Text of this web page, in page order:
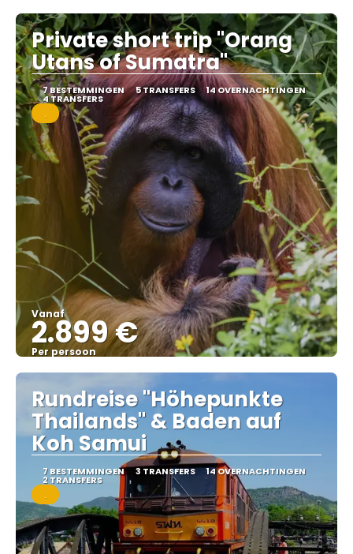
Bekijk
Private short trip "Orang
Utans of Sumatra"
7 BESTEMMINGEN 5 TRANSFERS 14 OVERNACHTINGEN
4 TRANSFERS
.
Vanaf
2.899 €
Per persoon
Bekijk
Rundreise "Höhepunkte
Thailands" & Baden auf
Koh Samui
7 BESTEMMINGEN 3 TRANSFERS 14 OVERNACHTINGEN
2 TRANSFERS
.